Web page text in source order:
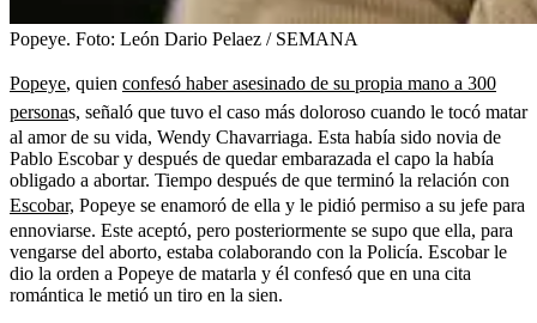
Popeye. Foto: León Dario Pelaez / SEMANA
Popeye, quien confesó haber asesinado de su propia mano a 300
personas, señaló que tuvo el caso más doloroso cuando le tocó matar
al amor de su vida, Wendy Chavarriaga. Esta había sido novia de
Pablo Escobar y después de quedar embarazada el capo la había
obligado a abortar. Tiempo después de que terminó la relación con
Escobar, Popeye se enamoró de ella y le pidió permiso a su jefe para
ennoviarse. Este aceptó, pero posteriormente se supo que ella, para
vengarse del aborto, estaba colaborando con la Policía. Escobar le
dio la orden a Popeye de matarla y él confesó que en una cita
romántica le metió un tiro en la sien.